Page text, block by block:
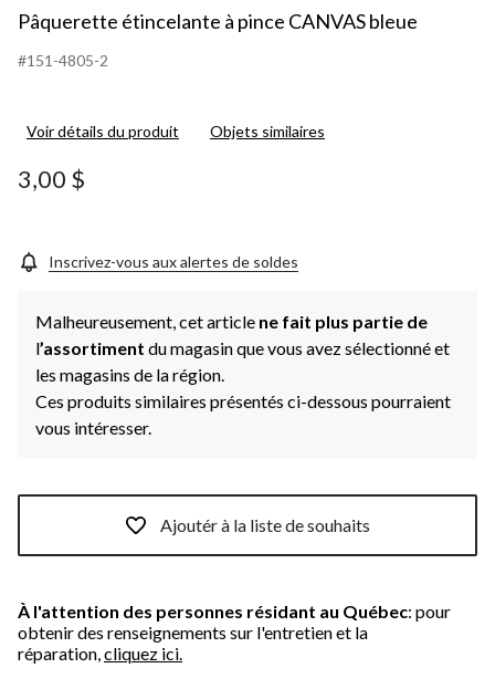
Pâquerette étincelante à pince CANVAS bleue
#151-4805-2
Voir détails du produit Objets similaires
3,00 $
Inscrivez-vous aux alertes de soldes
Malheureusement, cet article ne fait plus partie de
l’assortiment du magasin que vous avez sélectionné et
les magasins de la région.
Ces produits similaires présentés ci-dessous pourraient
vous intéresser.
Ajoutér à la liste de souhaits
À l'attention des personnes résidant au Québec: pour
obtenir des renseignements sur l'entretien et la
réparation, cliquez ici.